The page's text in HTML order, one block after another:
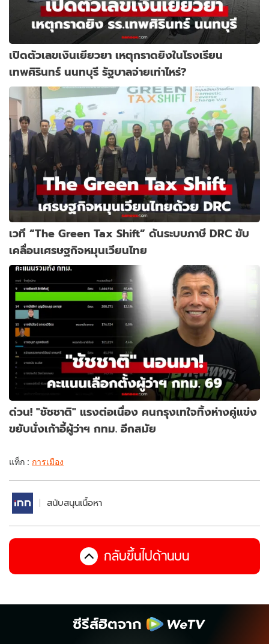
เปิดตัวเลขเงินเยียวยา เหตุกราดยิงในโรงเรียน
เทพศิรินทร์ นนทบุรี รัฐบาลจ่ายเท่าไหร่?
เวที “The Green Tax Shift” ดันระบบภาษี DRC ขับ
เคลื่อนเศรษฐกิจหมุนเวียนไทย
ด่วน! "ชัชชาติ" แรงต่อเนื่อง คนกรุงเทใจทิ้งห่างคู่แข่ง
ขยับนั่งเก้าอี้ผู้ว่าฯ กทม. อีกสมัย
แท็ก : การเมือง
สนับสนุนเนื้อหา
กลับขึ้นไปด้านบน
ซีรีส์ฮิตจาก